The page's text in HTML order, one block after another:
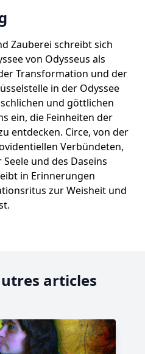
Zauberei schreibt sich
von Odysseus als
Transformation und der
in der Odyssee
und göttlichen
ein, die Feinheiten der
entdecken. Circe, von der
Verbündeten,
und des Daseins
in Erinnerungen
zur Weisheit und
articles